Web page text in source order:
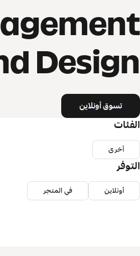
Design
تسوق أونلاين
الفئات
أخرى
التوفر
أونلاين في المتجر